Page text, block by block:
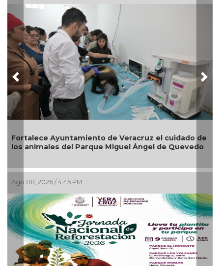
Veracruz el cuidado de
Ángel de Quevedo
Reabrirá Coatzacoalcos la
Zona Centro
Previous